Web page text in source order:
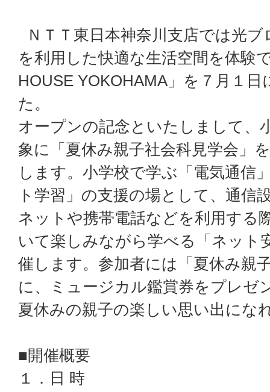
ＮＴＴ東日本神奈川支店では光
を利用した快適な生活空間を体験
HOUSE YOKOHAMA」を７月１
た。
オープンの記念といたしまして、
象に「夏休み親子社会科見学会」
します。小学校で学ぶ「電気通信
ト学習」の支援の場として、通信
ネットや携帯電話などを利用する
いて楽しみながら学べる「ネット
催します。参加者には「夏休み親
に、ミュージカル鑑賞券をプレゼ
夏休みの親子の楽しい思い出にな
■開催概要
１．日 時